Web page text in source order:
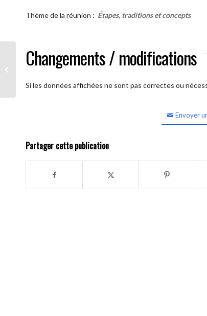
Thème de la réunion : Étapes, traditions et concepts
Changements / modifications
Si les données affichées ne sont pas correctes ou
Envoyer
Partager cette publication
AA Humilité ( Atelier: “Étapes,